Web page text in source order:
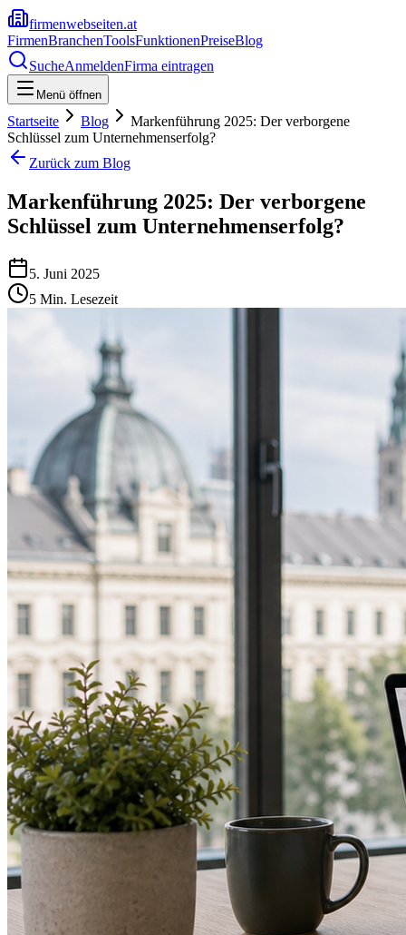
firmenwebseiten.at
FirmenBranchenToolsFunktionenPreiseBlog
SucheAnmeldenFirma eintragen
Menü öffnen
Startseite Blog
Markenführung 2025: Der verborgene
Schlüssel zum Unternehmenserfolg?
Zurück zum Blog
Markenführung 2025: Der verborgene
Schlüssel zum Unternehmenserfolg?
5. Juni 2025
5 Min. Lesezeit